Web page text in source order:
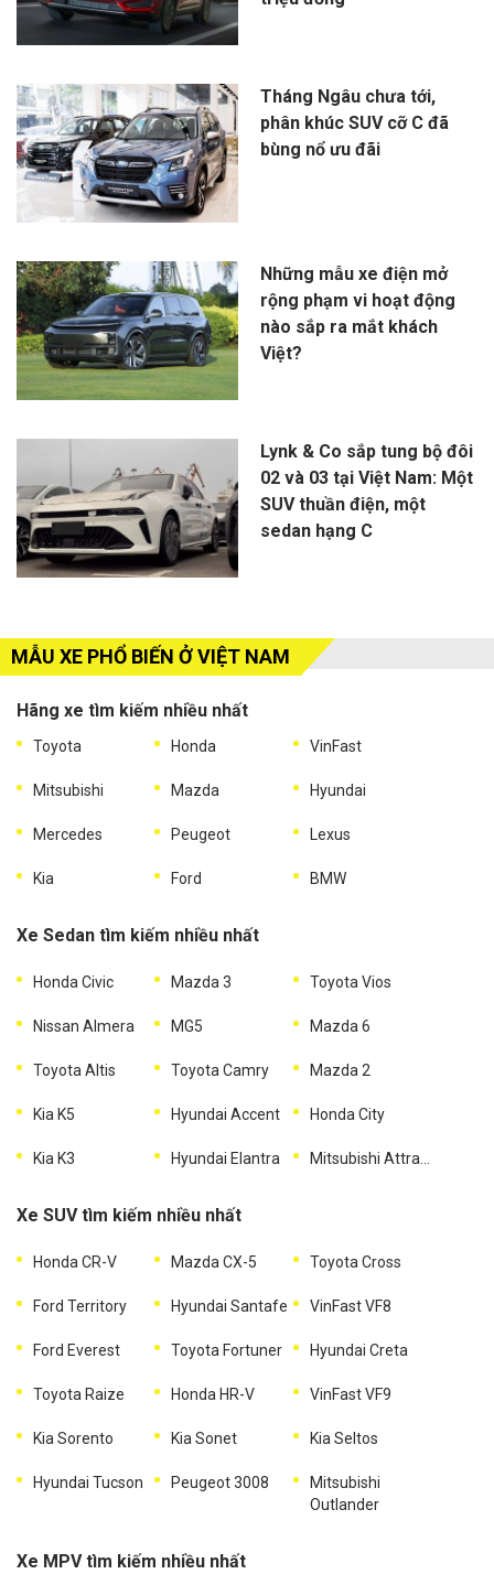
Tháng Ngâu chưa tới,
phân khúc SUV cỡ C đã
bùng nổ ưu đãi
Những mẫu xe điện mở
rộng phạm vi hoạt động
nào sắp ra mắt khách
Việt?
Lynk & Co sắp tung bộ đôi
02 và 03 tại Việt Nam: Một
SUV thuần điện, một
sedan hạng C
MẪU XE PHỔ BIẾN Ở VIỆT NAM
Hãng xe tìm kiếm nhiều nhất
Toyota Honda VinFast
Mitsubishi Mazda Hyundai
Mercedes Peugeot Lexus
Kia Ford BMW
Xe Sedan tìm kiếm nhiều nhất
Honda Civic Mazda 3 Toyota Vios
Nissan Almera MG5 Mazda 6
Toyota Altis Toyota Camry Mazda 2
Kia K5 Hyundai Accent Honda City
Kia K3 Hyundai Elantra
Xe SUV tìm kiếm nhiều nhất
Honda CR-V Mazda CX-5 Toyota Cross
Ford Territory Hyundai Santafe VinFast VF8
Ford Everest Toyota Fortuner Hyundai Creta
Toyota Raize Honda HR-V VinFast VF9
Kia Sorento Kia Sonet Kia Seltos
Hyundai Tucson Peugeot 3008
Mitsubishi
Outlander
Xe MPV tìm kiếm nhiều nhất